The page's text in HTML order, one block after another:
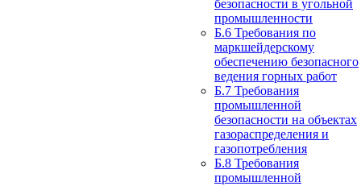
безопасности в угольной
промышленности
Б.6 Требования по
маркшейдерскому
обеспечению безопасного
ведения горных работ
Б.7 Требования
промышленной
безопасности на объектах
газораспределения и
газопотребления
Б.8 Требования
промышленной